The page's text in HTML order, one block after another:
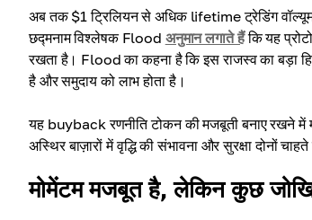
अब तक $1 ट्रिलियन से अधिक lifetime ट्रेडिंग
छद्मनाम विश्लेषक Flood अनुमान लगाते हैंकि यह
रखता है। Flood का कहना है कि इस राजस्व का बड़ा
है और समुदाय को लाभ होता है।
यह buyback रणनीति टोकन की मजबूती बनाए रखने में
अस्थिर बाज़ारों में वृद्धि की संभावना और सुरक्षा दोनों
मोमेंटम मजबूत है, लेकिन कुछ